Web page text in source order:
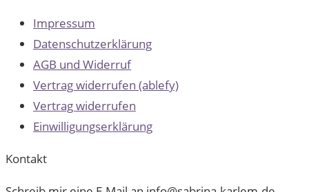
Impressum
Datenschutzerklärung
AGB und Widerruf
Vertrag widerrufen (ablefy)
Vertrag widerrufen
Einwilligungserklärung
Kontakt